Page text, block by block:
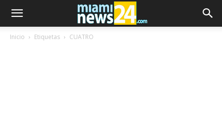
Inicio Etiquetas CUATRO